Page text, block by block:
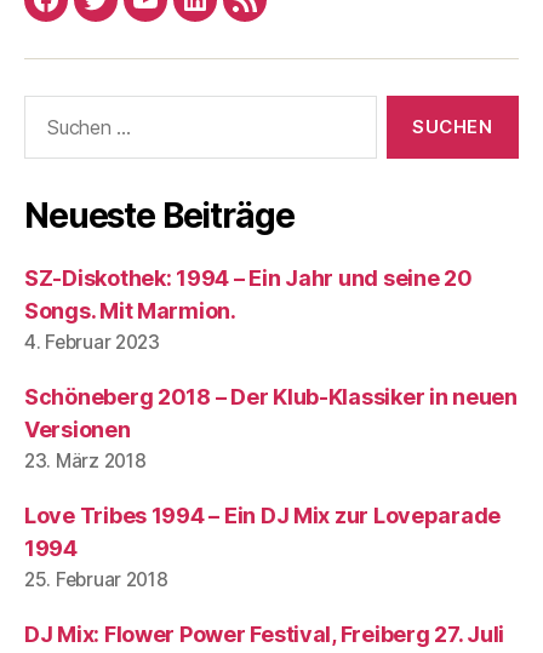
Facebook
TwitterYouTube
LinkedRSS
nach:
Neueste Beiträge
SZ-Diskothek: 1994 – Ein Jahr und seine 20
Songs. Mit Marmion.
4. Februar 2023
Schöneberg 2018 – Der Klub-Klassiker in neuen
Versionen
23. März 2018
Love Tribes 1994 – Ein DJ Mix zur Loveparade
1994
25. Februar 2018
DJ Mix: Flower Power Festival, Freiberg 27. Juli